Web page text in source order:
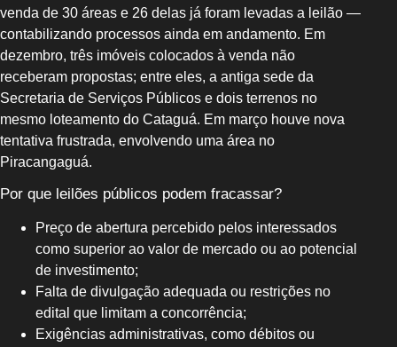
venda de 30 áreas e 26 delas já foram levadas a leilão —
contabilizando processos ainda em andamento. Em
dezembro, três imóveis colocados à venda não
receberam propostas; entre eles, a antiga sede da
Secretaria de Serviços Públicos e dois terrenos no
mesmo loteamento do Cataguá. Em março houve nova
tentativa frustrada, envolvendo uma área no
Piracangaguá.
Por que leilões públicos podem fracassar?
Preço de abertura percebido pelos interessados
como superior ao valor de mercado ou ao potencial
de investimento;
Falta de divulgação adequada ou restrições no
edital que limitam a concorrência;
Exigências administrativas, como débitos ou